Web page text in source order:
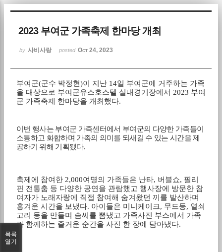
2023 부여군 가족축제 한마당 개최
by 사비사랑 posted Oct 24, 2023
부여군(군수 박정현)이 지난 14일 부여군에 거주하는 가족
을 대상으로 부여군유스호스텔 실내경기장에서 2023 부여
군 가족축제 한마당을 개최했다.
이번 행사는 부여군 가족센터에서 부여군의 다양한 가족들이
소통하고 화합하며 가족의 의미를 되새길 수 있는 시간을 제
공하기 위해 기획됐다.
축제에 참여한 2,000여명의 가족들은 난타, 버블쇼, 필리
핀 전통춤 등 다양한 공연을 관람했고 행사장에 방문한 참
여자가 노래자랑에 직접 참여해 숨겨왔던 끼를 발산하며
흥겨운 시간을 보냈다. 아이들은 미니케이크, 무드등, 열쇠
고리 등을 만들며 솜씨를 뽐냈고 가족사진 부스에서 가족
과 함께하는 즐거운 순간을 사진 한 장에 담아냈다.
목록
열기
Sketchbook5, 스케치북5
Sketchbook5, 스케치북5